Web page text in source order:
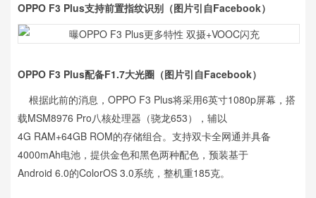
OPPO F3 Plus支持前置指纹识别（图片引自Facebook）
OPPO F3 Plus配备F1.7大光圈（图片引自Facebook）
根据此前的消息，OPPO F3 Plus将采用6英寸1080p屏幕，搭
载MSM8976 Pro八核处理器（骁龙653），辅以
4G RAM+64GB ROM的存储组合。支持双卡全网通并具备
4000mAh电池，提供金色和黑色两种配色，预装基于
Android 6.0的ColorOS 3.0系统，整机重185克。